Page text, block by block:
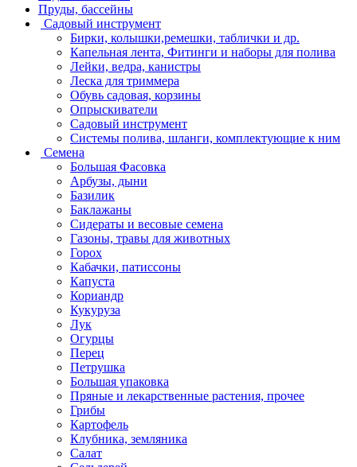
Пруды, бассейны
Садовый инструмент
Бирки, колышки,ремешки, таблички и др.
Капельная лента, Фитинги и наборы для полива
Лейки, ведра, канистры
Леска для триммера
Обувь садовая, корзины
Опрыскиватели
Садовый инструмент
Системы полива, шланги, комплектующие к ним
Семена
Большая Фасовка
Арбузы, дыни
Базилик
Баклажаны
Сидераты и весовые семена
Газоны, травы для животных
Горох
Кабачки, патиссоны
Капуста
Кориандр
Кукуруза
Лук
Огурцы
Перец
Петрушка
Большая упаковка
Пряные и лекарственные растения, прочее
Грибы
Картофель
Клубника, земляника
Салат